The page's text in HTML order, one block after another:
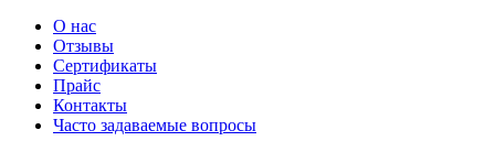
О нас
Отзывы
Сертификаты
Прайс
Контакты
Часто задаваемые вопросы